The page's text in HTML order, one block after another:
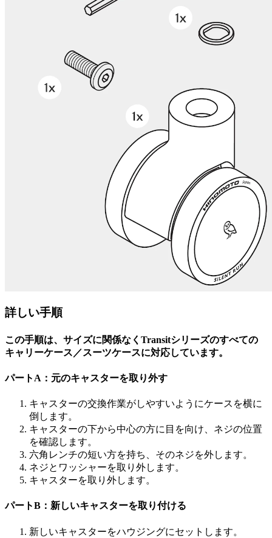
詳しい手順
この手順は、サイズに関係なくTransitシリーズのすべての
キャリーケース／スーツケースに対応しています。
パートA：元のキャスターを取り外す
キャスターの交換作業がしやすいようにケースを横に
倒します。
キャスターの下から中心の方に目を向け、ネジの位置
を確認します。
六角レンチの短い方を持ち、そのネジを外します。
ネジとワッシャーを取り外します。
キャスターを取り外します。
パートB：新しいキャスターを取り付ける
新しいキャスターをハウジングにセットします。